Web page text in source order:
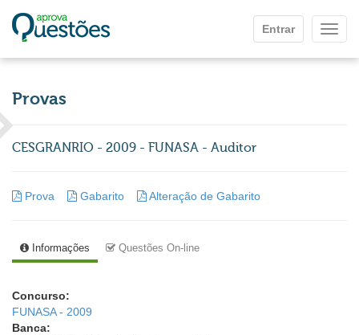
Entrar
Provas
CESGRANRIO - 2009 - FUNASA - Auditor
Prova Gabarito Alteração de Gabarito
Informações Questões On-line
Concurso:
FUNASA - 2009
Banca: